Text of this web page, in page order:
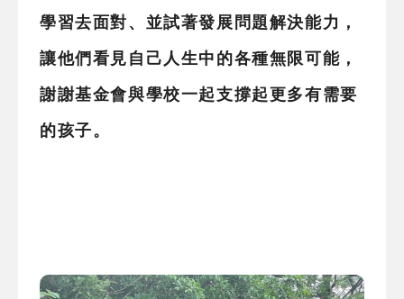
學習去面對、並試著發展問題解決能力，
讓他們看見自己人生中的各種無限可能，
謝謝基金會與學校一起支撐起更多有需要
的孩子。